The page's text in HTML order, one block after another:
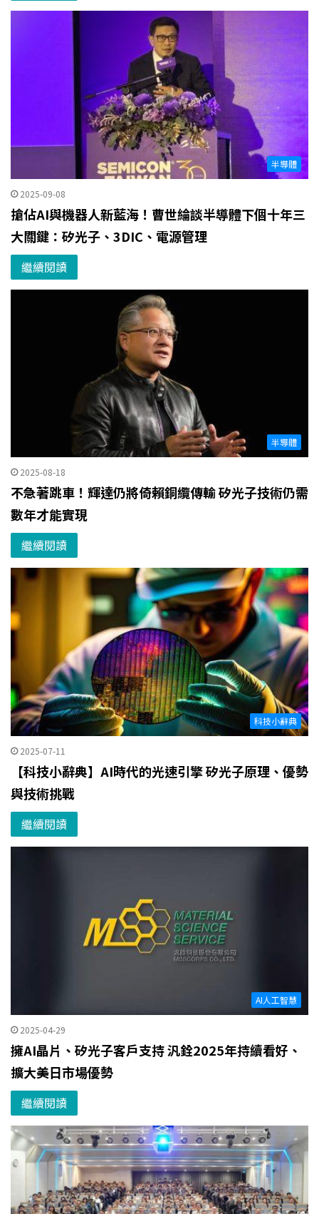
半導體
2025-09-08
搶佔AI與機器人新藍海！曹世綸談半導體下個十年三
大關鍵：矽光子、3DIC、電源管理
繼續閱讀
半導體
2025-08-18
不急著跳車！輝達仍將倚賴銅纜傳輸 矽光子技術仍需
數年才能實現
繼續閱讀
科技小辭典
2025-07-11
【科技小辭典】AI時代的光速引擎 矽光子原理、優勢
與技術挑戰
繼續閱讀
AI人工智慧
2025-04-29
擁AI晶片、矽光子客戶支持 汎銓2025年持續看好、
擴大美日市場優勢
繼續閱讀